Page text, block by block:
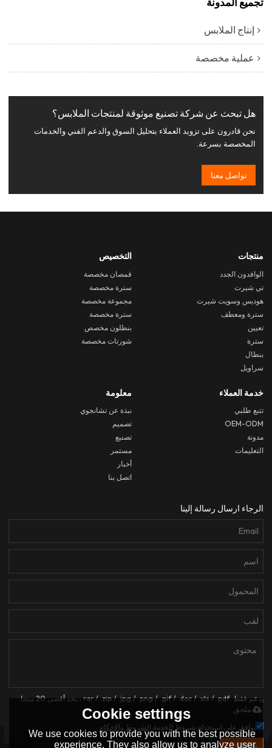
إنتاج الملابس
عملية مخصصة
هل تبحث عن شركة تصنيع موثوقة لمنتجات الملابس؟
نحن قادرون على تزويد العملاء بتحليل السوق والدعم الفني والخدمات
المخصصة بسرعة.
تواصل معنا
منتجات
الوافدون الجدد
تي شيرت
هوديس وسويت شيرت
سترة ومعطف
تعيين
سترة
بنطال
سراويل
التخصيص
قمصان مخصصة
سترة مخصصة
مجموعة مخصصة
سترة مخصصة
بنطلون مخصص
شورتات مخصصة
خدمة العملاء
تتبع طلبي
OEM-ODM
مدونة
التعليمات
معلومة
نبذة عن تشانجوي
تصميم
تصنيع
مستمر
أخبار
اتصل بنا
الرجاء ارسال رسالة إلينا
يدعم فقط .rar / .zip / .jpg / .png / .gif / .doc / .xls / .pdf ، بحد أقصى 20 ميجا
ملحق
توافق على استخدام شروط الخدمة,الشروط والاحكام
Cookie settings
We use cookies to provide you with the best possible
experience. They also allow us to analyze user